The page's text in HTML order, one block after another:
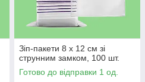
Зіп-пакети 8 х 12 см зі
струнним замком, 100 шт.
Готово до відправки 1 од.